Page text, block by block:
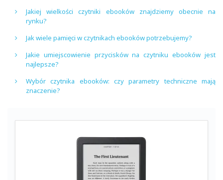
Jakiej wielkości czytniki ebooków znajdziemy obecnie na
rynku?
Jak wiele pamięci w czytnikach ebooków potrzebujemy?
Jakie umiejscowienie przycisków na czytniku ebooków jest
najlepsze?
Wybór czytnika ebooków: czy parametry techniczne mają
znaczenie?